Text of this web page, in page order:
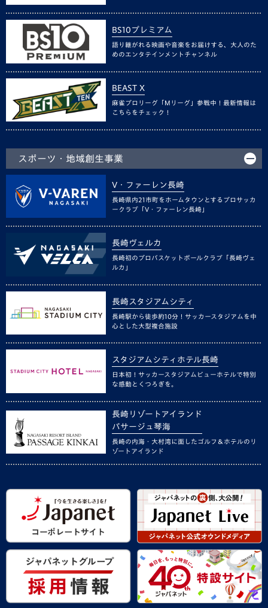
BS10プレミアム
語り継がれる映画や音楽をお届けする、大人のた
めのエンタテインメントチャンネル
BEAST X
麻雀プロリーグ「Mリーグ」参戦中！最新情報は
こちらをチェック！
スポーツ・地域創生事業
V・ファーレン長崎
長崎県内21市町をホームタウンとするプロサッカ
ークラブ「V・ファーレン長崎」
長崎ヴェルカ
長崎初のプロバスケットボールクラブ「長崎ヴェ
ルカ」
長崎スタジアムシティ
長崎駅から徒歩約10分！サッカースタジアムを中
心とした大型複合施設
スタジアムシティホテル長崎
日本初！サッカースタジアムビューホテルで特別
な感動とくつろぎを。
長崎リゾートアイランド
パサージュ琴海
長崎の内海・大村湾に面したゴルフ＆ホテルのリ
ゾートアイランド